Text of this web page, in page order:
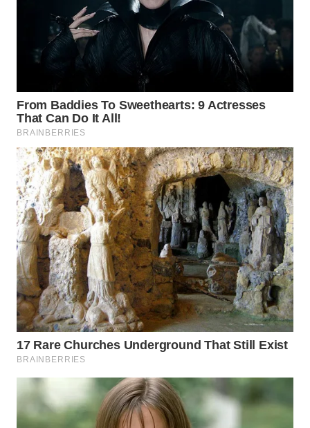
WN
TANGERANG
BINJAI
WN
CIREBON
WN
INDRAMAYU
WN
KUNINGAN
WN
MAJALENGKA
SUBANG
SUKABUMI